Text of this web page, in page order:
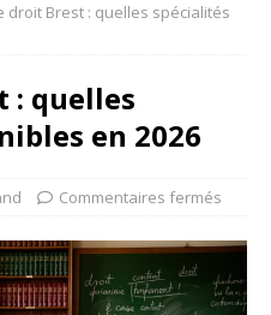
droit Brest : quelles spécialités
: quelles
en 2026
Commentaires fermés